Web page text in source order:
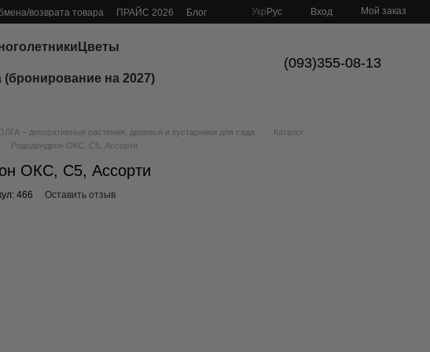
возврата товара ПРАЙС 2026
Блог
Укр Рус Вход Мой заказ
Цветы
на 2027)
(093)355-08-13
– декоративные растения, деревья и кустарники для сада
Каталог
Рододендрон ОКС, С5, Ассорти
ОКС, С5, Ассорти
466 Оставить отзыв